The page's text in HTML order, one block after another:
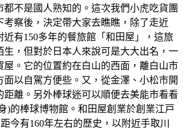
都不是國人熟知的。這次我們小虎吃貨團
考察後，決定帶大家去瞧瞧，除了走近
近有150多年的餐旅館「和田屋」，這旅
生，但對於日本人來說可是大大出名，一
屋。它的位置約在白山的西面，離白山市
面以自駕方便些。又，從金澤、小松市開
距離。另外棒球迷可以順便去美能市看看
)的棒球博物館。和田屋創業於創業江戸
今有160年左右的歷史，以附近手取川